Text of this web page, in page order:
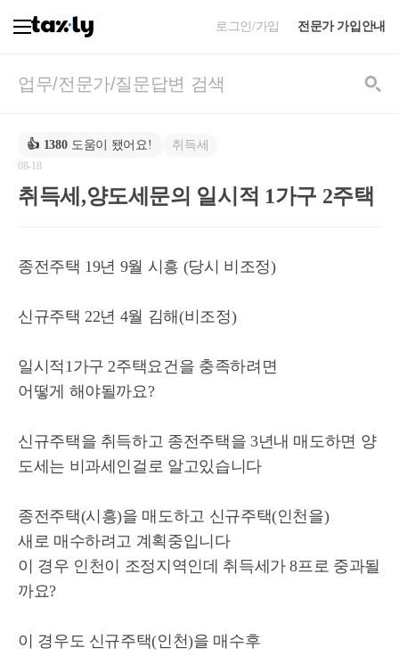
로그인/가입 전문가 가입안내
👍 1380 도움이 됐어요! 취득세
08-18
취득세,양도세문의 일시적 1가구 2주택
종전주택 19년 9월 시흥 (당시 비조정)
신규주택 22년 4월 김해(비조정)
일시적1가구 2주택요건을 충족하려면
어떻게 해야될까요?
신규주택을 취득하고 종전주택을 3년내 매도하면 양
도세는 비과세인걸로 알고있습니다
종전주택(시흥)을 매도하고 신규주택(인천을)
새로 매수하려고 계획중입니다
이 경우 인천이 조정지역인데 취득세가 8프로 중과될
까요?
이 경우도 신규주택(인천)을 매수후